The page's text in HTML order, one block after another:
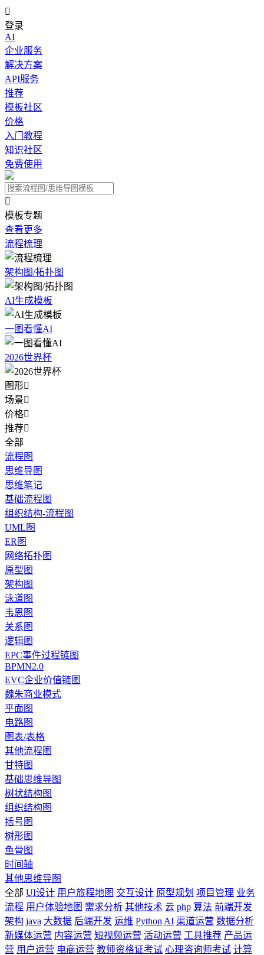

登录
AI
企业服务
解决方案
API服务
推荐
模板社区
价格
入门教程
知识社区
免费使用

模板专题
查看更多
流程梳理
架构图/拓扑图
AI生成模板
一图看懂AI
2026世界杯
图形
场景
价格
推荐
全部
流程图
思维导图
思维笔记
基础流程图
组织结构-流程图
UML图
ER图
网络拓扑图
原型图
架构图
泳道图
韦恩图
关系图
逻辑图
EPC事件过程链图
BPMN2.0
EVC企业价值链图
魏朱商业模式
平面图
电路图
图表/表格
其他流程图
甘特图
基础思维导图
树状结构图
组织结构图
括号图
树形图
鱼骨图
时间轴
其他思维导图
全部 UI设计 用户旅程地图 交互设计 原型规划 项目管理 业务
流程 用户体验地图 需求分析 其他技术 云 php 算法 前端开发
架构 java 大数据 后端开发 运维 Python AI 渠道运营 数据分析
新媒体运营 内容运营 短视频运营 活动运营 工具推荐 产品运
营 用户运营 电商运营 教师资格证考试 心理咨询师考试 计算